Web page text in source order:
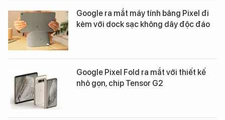
Google ra mắt máy tính bảng Pixel đi
kèm với dock sạc không dây độc đáo
Google Pixel Fold ra mắt với thiết kế
nhỏ gọn, chip Tensor G2